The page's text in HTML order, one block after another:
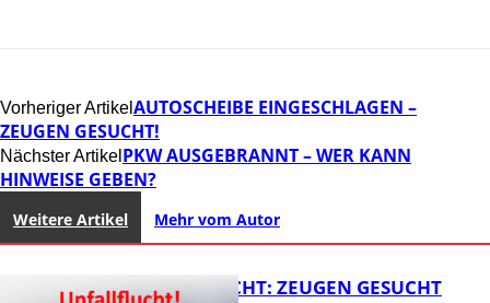
Vorheriger Artikel AUTOSCHEIBE EINGESCHLAGEN –
ZEUGEN GESUCHT!
Nächster Artikel PKW AUSGEBRANNT – WER KANN
HINWEISE GEBEN?
Weitere Artikel Mehr vom Autor
UNFALLFLUCHT: ZEUGEN GESUCHT